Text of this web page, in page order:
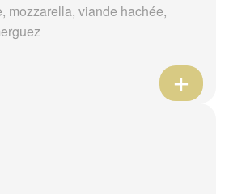
mozzarella, viande hachée,